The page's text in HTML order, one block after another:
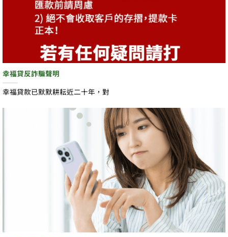
幸福貸反詐騙聲明
幸福貸款已默默耕耘近二十年，對